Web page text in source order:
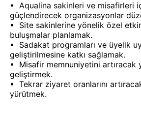
•⁠ ⁠Aqualina sakinleri ve misafirleri
güçlendirecek organizasyonlar
•⁠ ⁠Site sakinlerine yönelik özel
buluşmalar planlamak.
•⁠ ⁠Sadakat programları ve üyelik
geliştirilmesine katkı sağlamak.
•⁠ ⁠Misafir memnuniyetini artıracak
geliştirmek.
•⁠ ⁠Tekrar ziyaret oranlarını
yürütmek.